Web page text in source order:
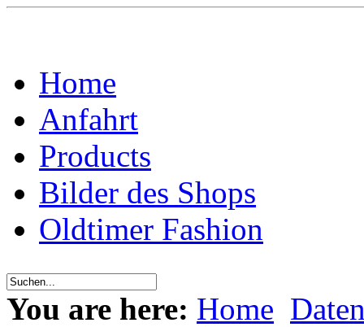
Home
Anfahrt
Products
Bilder des Shops
Oldtimer Fashion
You are here: Home